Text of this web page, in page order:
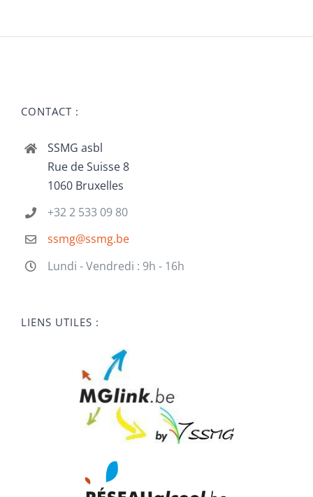
CONTACT :
SSMG asbl
Rue de Suisse 8
1060 Bruxelles
+32 2 533 09 80
ssmg@ssmg.be
Lundi - Vendredi : 9h - 16h
LIENS UTILES :